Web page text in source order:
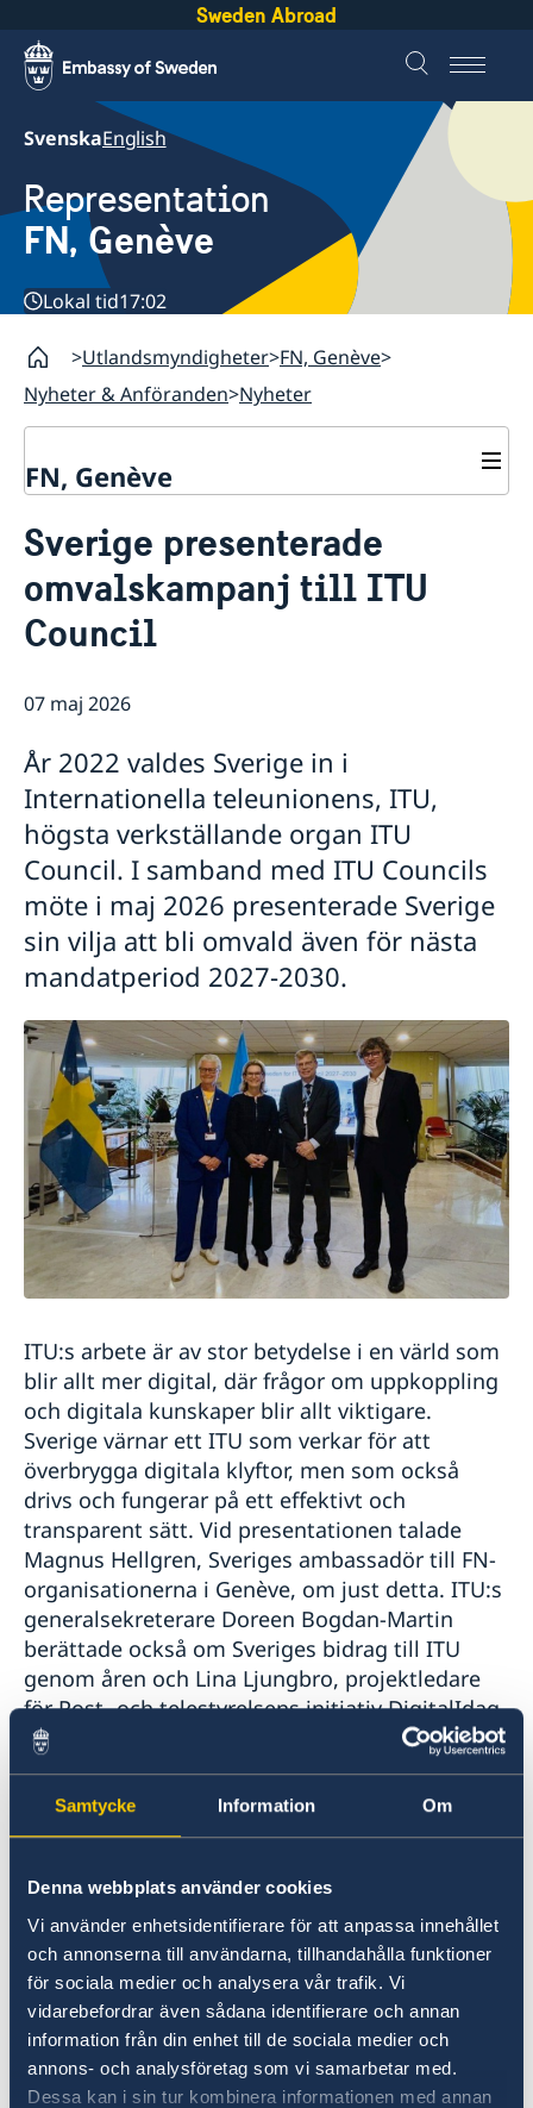
Samtycke Information Om
Denna webbplats använder cookies
Vi använder enhetsidentifierare för att anpassa innehållet
och annonserna till användarna, tillhandahålla funktioner
för sociala medier och analysera vår trafik. Vi
vidarebefordrar även sådana identifierare och annan
information från din enhet till de sociala medier och
annons- och analysföretag som vi samarbetar med.
Dessa kan i sin tur kombinera informationen med annan
Sweden Abroad
SvenskaEnglish
Representation
FN, Genève
Lokal tid17:02
Utlandsmyndigheter FN, Genève
Nyheter & Anföranden Nyheter
FN, Genève
Om oss
Personal
Dataskyddspolicy
Sverige, FN & internationella organisationer
Lediga tjänster
Nyheter & Anföranden
Nyheter
Anföranden
Sverige presenterade
omvalskampanj till ITU
Council
07 maj 2026
År 2022 valdes Sverige in i
Internationella teleunionens, ITU,
högsta verkställande organ ITU
Council. I samband med ITU Councils
möte i maj 2026 presenterade Sverige
sin vilja att bli omvald även för nästa
mandatperiod 2027-2030.
ITU:s arbete är av stor betydelse i en värld som
blir allt mer digital, där frågor om uppkoppling
och digitala kunskaper blir allt viktigare.
Sverige värnar ett ITU som verkar för att
överbrygga digitala klyftor, men som också
drivs och fungerar på ett effektivt och
transparent sätt. Vid presentationen talade
Magnus Hellgren, Sveriges ambassadör till FN-
organisationerna i Genève, om just detta. ITU:s
generalsekreterare Doreen Bogdan-Martin
berättade också om Sveriges bidrag till ITU
genom åren och Lina Ljungbro, projektledare
för Post- och telestyrelsens initiativ DigitalIdag
– som för andra året i rad är nominerat till ITU:s
WSIS Prize – presenterade hur Sverige konkret
arbetar med att öka digitala kunskaper.
fullmaktskonferens i november 2026.
Mer information om Sveriges omvalskampanj
finns här:
Sweden’s candidacy - Council of the
International Telecommunication Union for the
2027–2030 term.